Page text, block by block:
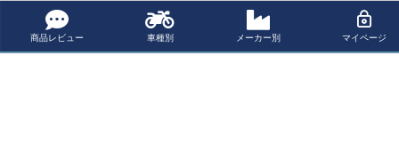
商品レビュー 車種別 メーカー別 マイページ
マイページ
サポート